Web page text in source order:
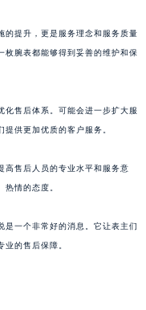
的提升，更是服务理念和服务质量
枚腕表都能够得到妥善的维护和保
化售后体系。可能会进一步扩大服
供更加优质的客户服务。
高售后人员的专业水平和服务意
情的态度。
是一个非常好的消息。它让表主们
的售后保障。